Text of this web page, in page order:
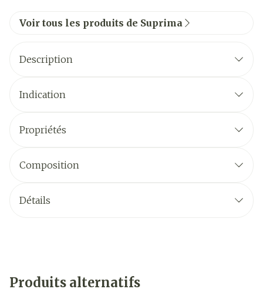
Voir tous les produits de Suprima
Description
Indication
Propriétés
Composition
Détails
Produits alternatifs